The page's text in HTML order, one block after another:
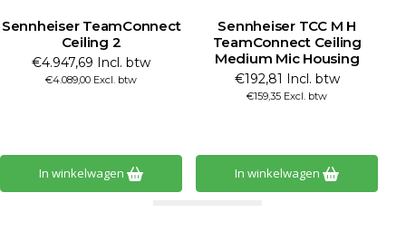
Sennheiser TeamConnect
Ceiling 2
€4.947,69 Incl. btw
€4.089,00 Excl. btw
In winkelwagen
Sennheiser TCC M H
TeamConnect Ceiling
Medium Mic Housing
€192,81 Incl. btw
€159,35 Excl. btw
In winkelwagen